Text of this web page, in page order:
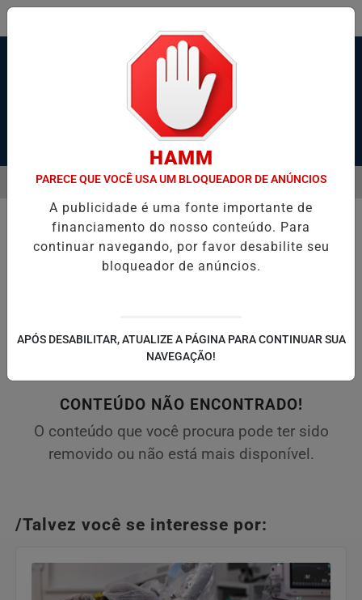
Pesquisar Notícia
SÃO VICENTE E GUARUJÁ MELHORAM DESEMPENHO
EM ALTA
MENU
CONTEÚDO NÃO ENCONTRADO!
O conteúdo que você procura pode ter sido
removido ou não está mais disponível.
/Talvez você se interesse por:
HAMM
PARECE QUE VOCÊ USA UM BLOQUEADOR DE ANÚNCIOS
A publicidade é uma fonte importante de
financiamento do nosso conteúdo. Para
continuar navegando, por favor desabilite seu
bloqueador de anúncios.
APÓS DESABILITAR, ATUALIZE A PÁGINA PARA CONTINUAR SUA
NAVEGAÇÃO!